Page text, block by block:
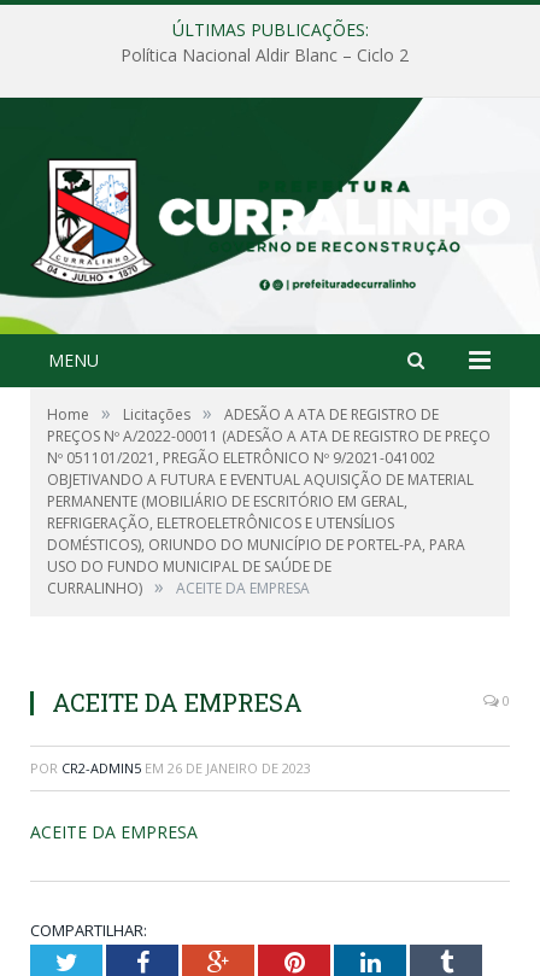
ÚLTIMAS PUBLICAÇÕES:
Política Nacional Aldir Blanc – Ciclo 2
MENU
Home » Licitações »
ADESÃO A ATA DE REGISTRO DE
PREÇOS Nº A/2022-00011 (ADESÃO A ATA DE REGISTRO DE PREÇO
Nº 051101/2021, PREGÃO ELETRÔNICO Nº 9/2021-041002
OBJETIVANDO A FUTURA E EVENTUAL AQUISIÇÃO DE MATERIAL
PERMANENTE (MOBILIÁRIO DE ESCRITÓRIO EM GERAL,
REFRIGERAÇÃO, ELETROELETRÔNICOS E UTENSÍLIOS
DOMÉSTICOS), ORIUNDO DO MUNICÍPIO DE PORTEL-PA, PARA
USO DO FUNDO MUNICIPAL DE SAÚDE DE
CURRALINHO) » ACEITE DA EMPRESA
ACEITE DA EMPRESA 0
POR CR2-ADMIN5 EM 26 DE JANEIRO DE 2023
ACEITE DA EMPRESA
COMPARTILHAR:
TwitterFacebookGoogle+PinterestLinkedInTumblr